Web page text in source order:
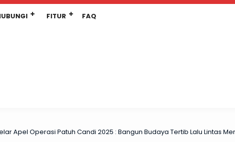
FITUR FAQ
Apel Operasi Patuh Candi 2025 : Bangun Budaya Tertib Lalu Lintas